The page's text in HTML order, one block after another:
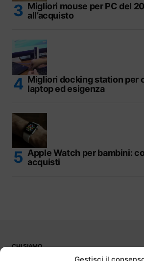
Migliori mouse per PC del
all’acquisto
Migliori docking station per
laptop ed esigenza
Apple Watch per bambini:
acquisti
CHI SIAMO